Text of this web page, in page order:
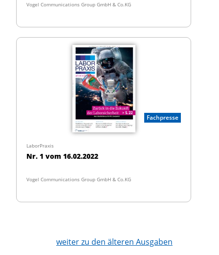
Vogel Communications Group GmbH & Co.KG
Fachpresse
LaborPraxis
Nr. 1 vom 16.02.2022
Vogel Communications Group GmbH & Co.KG
weiter zu den älteren Ausgaben